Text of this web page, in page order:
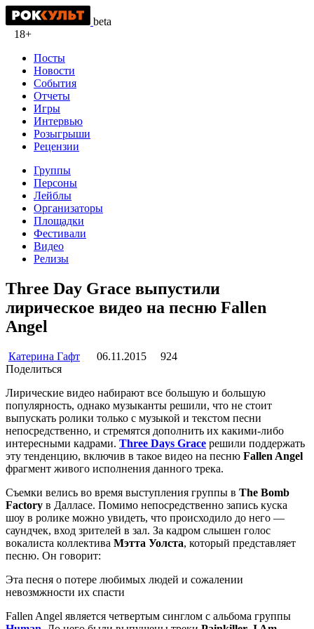
beta
18+
Посты
Новости
События
Отчеты
Игры
Интервью
Розыгрыши
Рецензии
Группы
Персоны
Лейблы
Организаторы
Площадки
Фестивали
Видео
Релизы
Three Day Grace выпустили
лирическое видео на песню Fallen
Angel
Катерина Гафт 06.11.2015
924
Поделиться
Лирические видео набирают все большую и большую
популярность, однако музыканты решили, что не стоит
выпускать ролики только с музыкой и текстом песни
непосредственно, и стремятся дополнить их какими-либо
интересными кадрами. Three Days Grace решили поддержать
эту тенденцию, включив в такое видео на песню Fallen Angel
фрагмент живого исполнения данного трека.
Съемки велись во время выступления группы в The Bomb
Factory в Далласе. Помимо непосредственно запись куска
шоу в ролике можно увидеть, что происходило до него —
саундчек, вход зрителей в зал. За кадром слышен голос
вокалиста коллектива Мэтта Уолста, который представляет
песню. Он говорит:
Эта песня о потере любимых людей и сожалении
невозмжности их спасти
Fallen Angel является четвертым синглом с альбома группы